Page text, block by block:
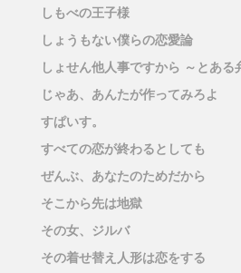
しもべの王子様
しょうもない僕らの恋愛論
しょせん他人事ですから ～とある
じゃあ、あんたが作ってみろよ
すぱいす。
すべての恋が終わるとしても
ぜんぶ、あなたのためだから
そこから先は地獄
その女、ジルバ
その着せ替え人形は恋をする